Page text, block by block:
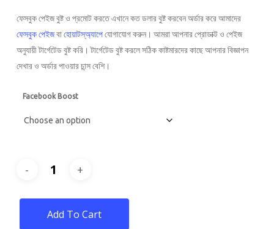
800৳
through
71,500৳
ফেসবুক পেইজ বুষ্ট ও প্রমোট করতে এখানে কত ডলার বুষ্ট করবেন অর্ডার করে আমাদের
ফেসবুক পেইজবাহোয়াটস্অ্যাপেযোগাযোগ করুন। আমরা আপনার প্রোডাক্ট ও পেইজ
অনুযায়ী টার্গেটেড বুষ্ট করি। টার্গেটেড বুষ্ট করলে সঠিক কাষ্টমারদের কাছে আপনার বিজ্ঞাপন
দেখার ও অর্ডার পাওয়ার চান্স বেশি।
Facebook Boost
Add To Cart